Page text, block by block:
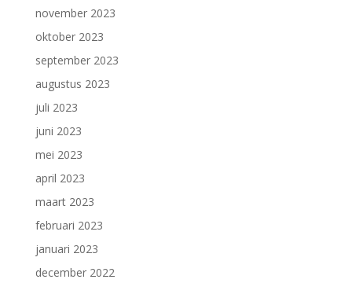
november 2023
oktober 2023
september 2023
augustus 2023
juli 2023
juni 2023
mei 2023
april 2023
maart 2023
februari 2023
januari 2023
december 2022